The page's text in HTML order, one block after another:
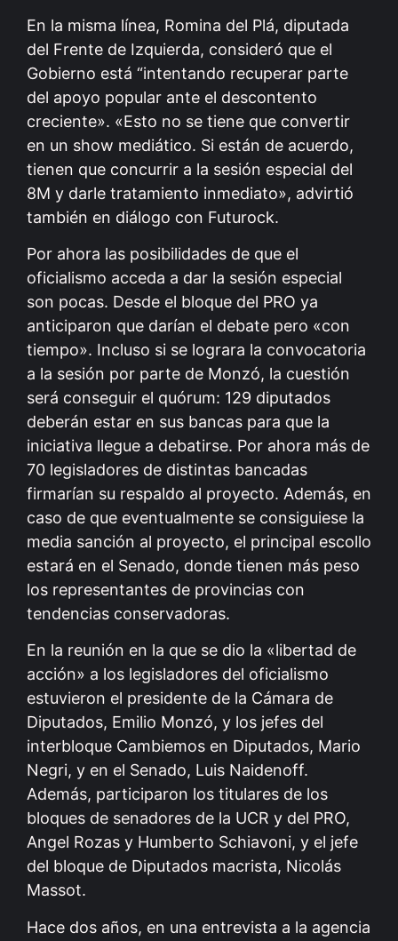
En la misma línea, Romina del Plá, diputada
del Frente de Izquierda, consideró que el
Gobierno está “intentando recuperar parte
del apoyo popular ante el descontento
creciente». «Esto no se tiene que convertir
en un show mediático. Si están de acuerdo,
tienen que concurrir a la sesión especial del
8M y darle tratamiento inmediato», advirtió
también en diálogo con Futurock.
Por ahora las posibilidades de que el
oficialismo acceda a dar la sesión especial
son pocas. Desde el bloque del PRO ya
anticiparon que darían el debate pero «con
tiempo». Incluso si se lograra la convocatoria
a la sesión por parte de Monzó, la cuestión
será conseguir el quórum: 129 diputados
deberán estar en sus bancas para que la
iniciativa llegue a debatirse. Por ahora más de
70 legisladores de distintas bancadas
firmarían su respaldo al proyecto. Además, en
caso de que eventualmente se consiguiese la
media sanción al proyecto, el principal escollo
estará en el Senado, donde tienen más peso
los representantes de provincias con
tendencias conservadoras.
En la reunión en la que se dio la «libertad de
acción» a los legisladores del oficialismo
estuvieron el presidente de la Cámara de
Diputados, Emilio Monzó, y los jefes del
interbloque Cambiemos en Diputados, Mario
Negri, y en el Senado, Luis Naidenoff.
Además, participaron los titulares de los
bloques de senadores de la UCR y del PRO,
Angel Rozas y Humberto Schiavoni, y el jefe
del bloque de Diputados macrista, Nicolás
Massot.
Hace dos años, en una entrevista a la agencia